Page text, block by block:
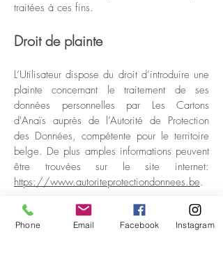
traitées à ces fins.
Droit de plainte
L’Utilisateur dispose du droit d’introduire une
plainte concernant le traitement de ses
données personnelles par Les Cartons
d'Anaïs auprès de l’Autorité de Protection
des Données, compétente pour le territoire
belge. De plus amples informations peuvent
être trouvées sur le site internet:
https://www.autoriteprotectiondonnees.be.
L’introduction d’une plainte se fait aux
adresses suivantes:
Phone Email Facebook Instagram